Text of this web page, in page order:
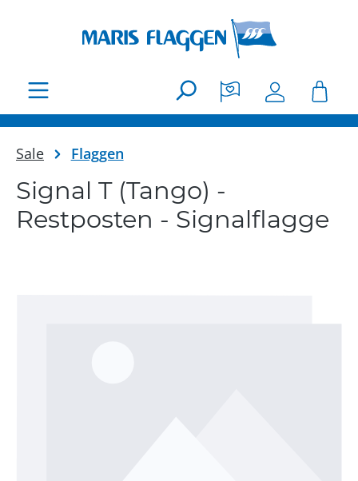
Sale Flaggen
Signal T (Tango) -
Restposten - Signalflagge